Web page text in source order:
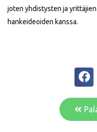
joten yhdistysten ja
hankeideoiden kanssa.